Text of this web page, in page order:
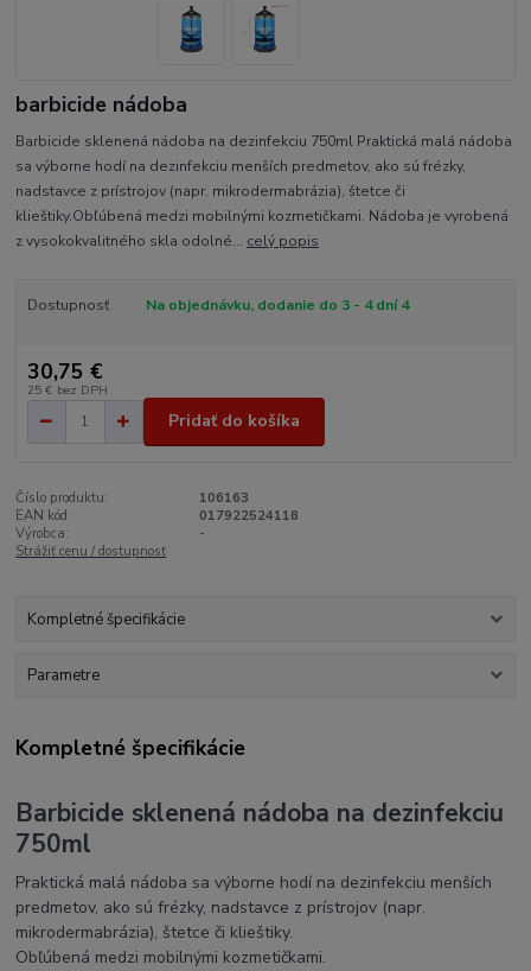
barbicide nádoba
Barbicide sklenená nádoba na dezinfekciu 750ml Praktická malá nádoba
sa výborne hodí na dezinfekciu menších predmetov, ako sú frézky,
nadstavce z prístrojov (napr. mikrodermabrázia), štetce či
klieštiky.Obľúbená medzi mobilnými kozmetičkami. Nádoba je vyrobená
z vysokokvalitného skla odolné... celý popis
Dostupnosť Na objednávku, dodanie do 3 - 4 dní 4
30,75 €
25 € bez DPH
Pridať do košíka
Číslo produktu:
106163
EAN kód:
017922524118
Výrobca:
-
Strážiť cenu / dostupnosť
Kompletné špecifikácie
Parametre
Kompletné špecifikácie
Barbicide sklenená nádoba na dezinfekciu
750ml
Praktická malá nádoba sa výborne hodí na dezinfekciu menších
predmetov, ako sú frézky, nadstavce z prístrojov (napr.
mikrodermabrázia), štetce či klieštiky.
Obľúbená medzi mobilnými kozmetičkami.